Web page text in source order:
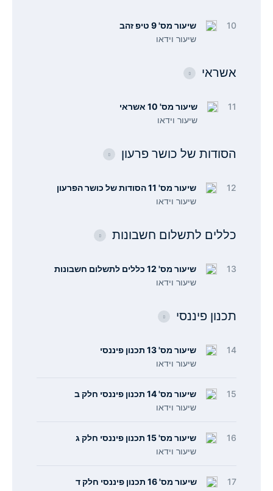
10
שיעור מס' 9 טיפ זהב
שיעור וידאו
אשראי
11
שיעור מס' 10 אשראי
שיעור וידאו
הסודות של כושר פרעון
12
שיעור מס' 11 הסודות של כושר הפרעון
שיעור וידאו
כללים לתשלום חשבונות
13
שיעור מס' 12 כללים לתשלום חשבונות
שיעור וידאו
תכנון פיננסי
14
שיעור מס' 13 תכנון פיננסי
שיעור וידאו
15
שיעור מס' 14 תכנון פיננסי חלק ב
שיעור וידאו
16
שיעור מס' 15 תכנון פיננסי חלק ג
שיעור וידאו
17
שיעור מס' 16 תכנון פיננסי חלק ד